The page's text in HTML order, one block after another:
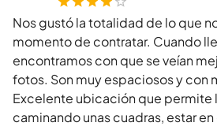
Nos gustó la totalidad de lo que
momento de contratar. Cuando
encontramos con que se veían
fotos. Son muy espaciosos y con
Excelente ubicación que permite
caminando unas cuadras, estar